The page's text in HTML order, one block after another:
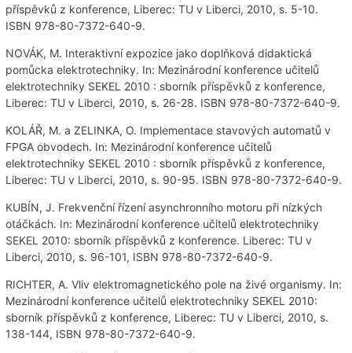
příspěvků z konference, Liberec: TU v Liberci, 2010, s. 5-10.
ISBN 978-80-7372-640-9.
NOVÁK, M. Interaktivní expozice jako doplňková didaktická
pomůcka elektrotechniky. In: Mezinárodní konference učitelů
elektrotechniky SEKEL 2010 : sborník příspěvků z konference,
Liberec: TU v Liberci, 2010, s. 26-28. ISBN 978-80-7372-640-9.
KOLÁŘ, M. a ZELINKA, O. Implementace stavových automatů v
FPGA obvodech. In: Mezinárodní konference učitelů
elektrotechniky SEKEL 2010 : sborník příspěvků z konference,
Liberec: TU v Liberci, 2010, s. 90-95. ISBN 978-80-7372-640-9.
KUBÍN, J. Frekvenční řízení asynchronního motoru při nízkých
otáčkách. In: Mezinárodní konference učitelů elektrotechniky
SEKEL 2010: sborník příspěvků z konference. Liberec: TU v
Liberci, 2010, s. 96-101, ISBN 978-80-7372-640-9.
RICHTER, A. Vliv elektromagnetického pole na živé organismy. In:
Mezinárodní konference učitelů elektrotechniky SEKEL 2010:
sborník příspěvků z konference, Liberec: TU v Liberci, 2010, s.
138-144, ISBN 978-80-7372-640-9.